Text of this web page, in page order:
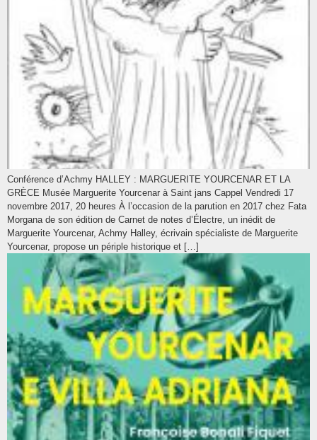
Conférence d’Achmy HALLEY : MARGUERITE YOURCENAR ET LA
GRÈCE Musée Marguerite Yourcenar à Saint jans Cappel Vendredi 17
novembre 2017, 20 heures À l’occasion de la parution en 2017 chez Fata
Morgana de son édition de Carnet de notes d’Électre, un inédit de
Marguerite Yourcenar, Achmy Halley, écrivain spécialiste de Marguerite
Yourcenar, propose un périple historique et […]